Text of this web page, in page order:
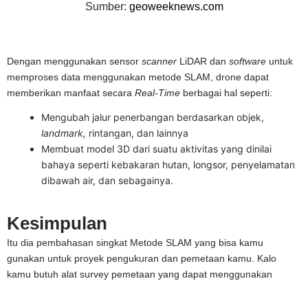
Sumber: geoweeknews.com
Dengan menggunakan sensor scanner LiDAR dan software untuk
memproses data menggunakan metode SLAM, drone dapat
memberikan manfaat secara Real-Time berbagai hal seperti:
Mengubah jalur penerbangan berdasarkan objek,
landmark, rintangan, dan lainnya
Membuat model 3D dari suatu aktivitas yang dinilai
bahaya seperti kebakaran hutan, longsor, penyelamatan
dibawah air, dan sebagainya.
Kesimpulan
Itu dia pembahasan singkat Metode SLAM yang bisa kamu
gunakan untuk proyek pengukuran dan pemetaan kamu. Kalo
kamu butuh alat survey pemetaan yang dapat menggunakan